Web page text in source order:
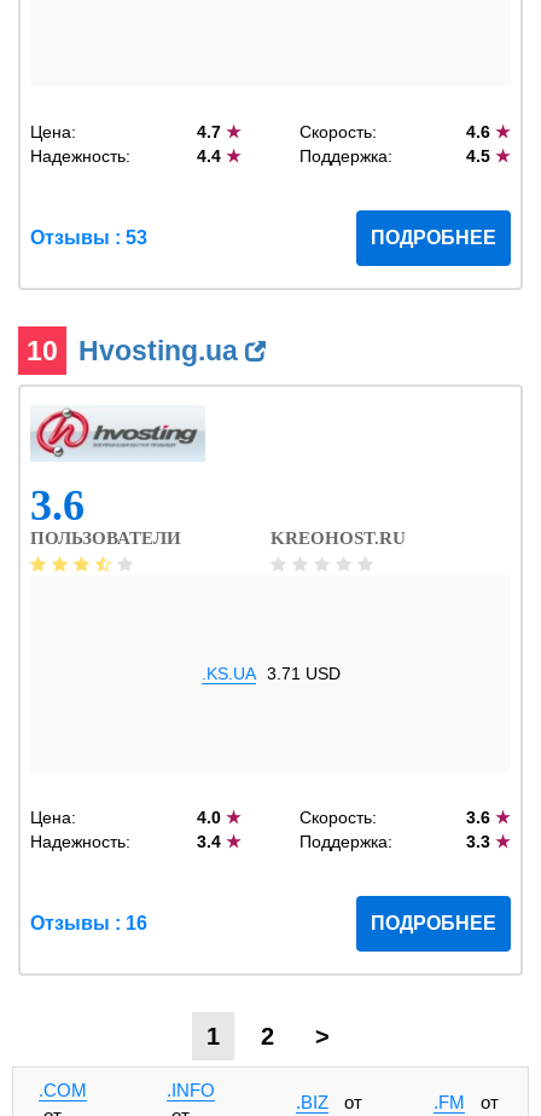
Цена: 4.7★ Скорость: 4.6 ★
Надежность:
4.4★ Поддержка: 4.5 ★
Отзывы : 53 ПОДРОБНЕЕ
10 Hvosting.ua
3.6
ПОЛЬЗОВАТЕЛИ KREOHOST.RU
.KS.UA 3.71 USD
Цена: 4.0★ Скорость: 3.6 ★
Надежность:
3.4★ Поддержка: 3.3 ★
Отзывы : 16 ПОДРОБНЕЕ
1 2 >
.COM
.INFO
.BIZ от .FM от